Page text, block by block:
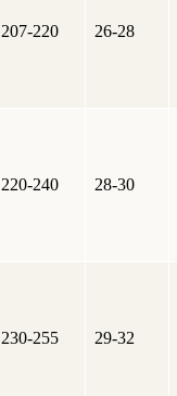
207-220 26-28
220-240 28-30
230-255 29-32